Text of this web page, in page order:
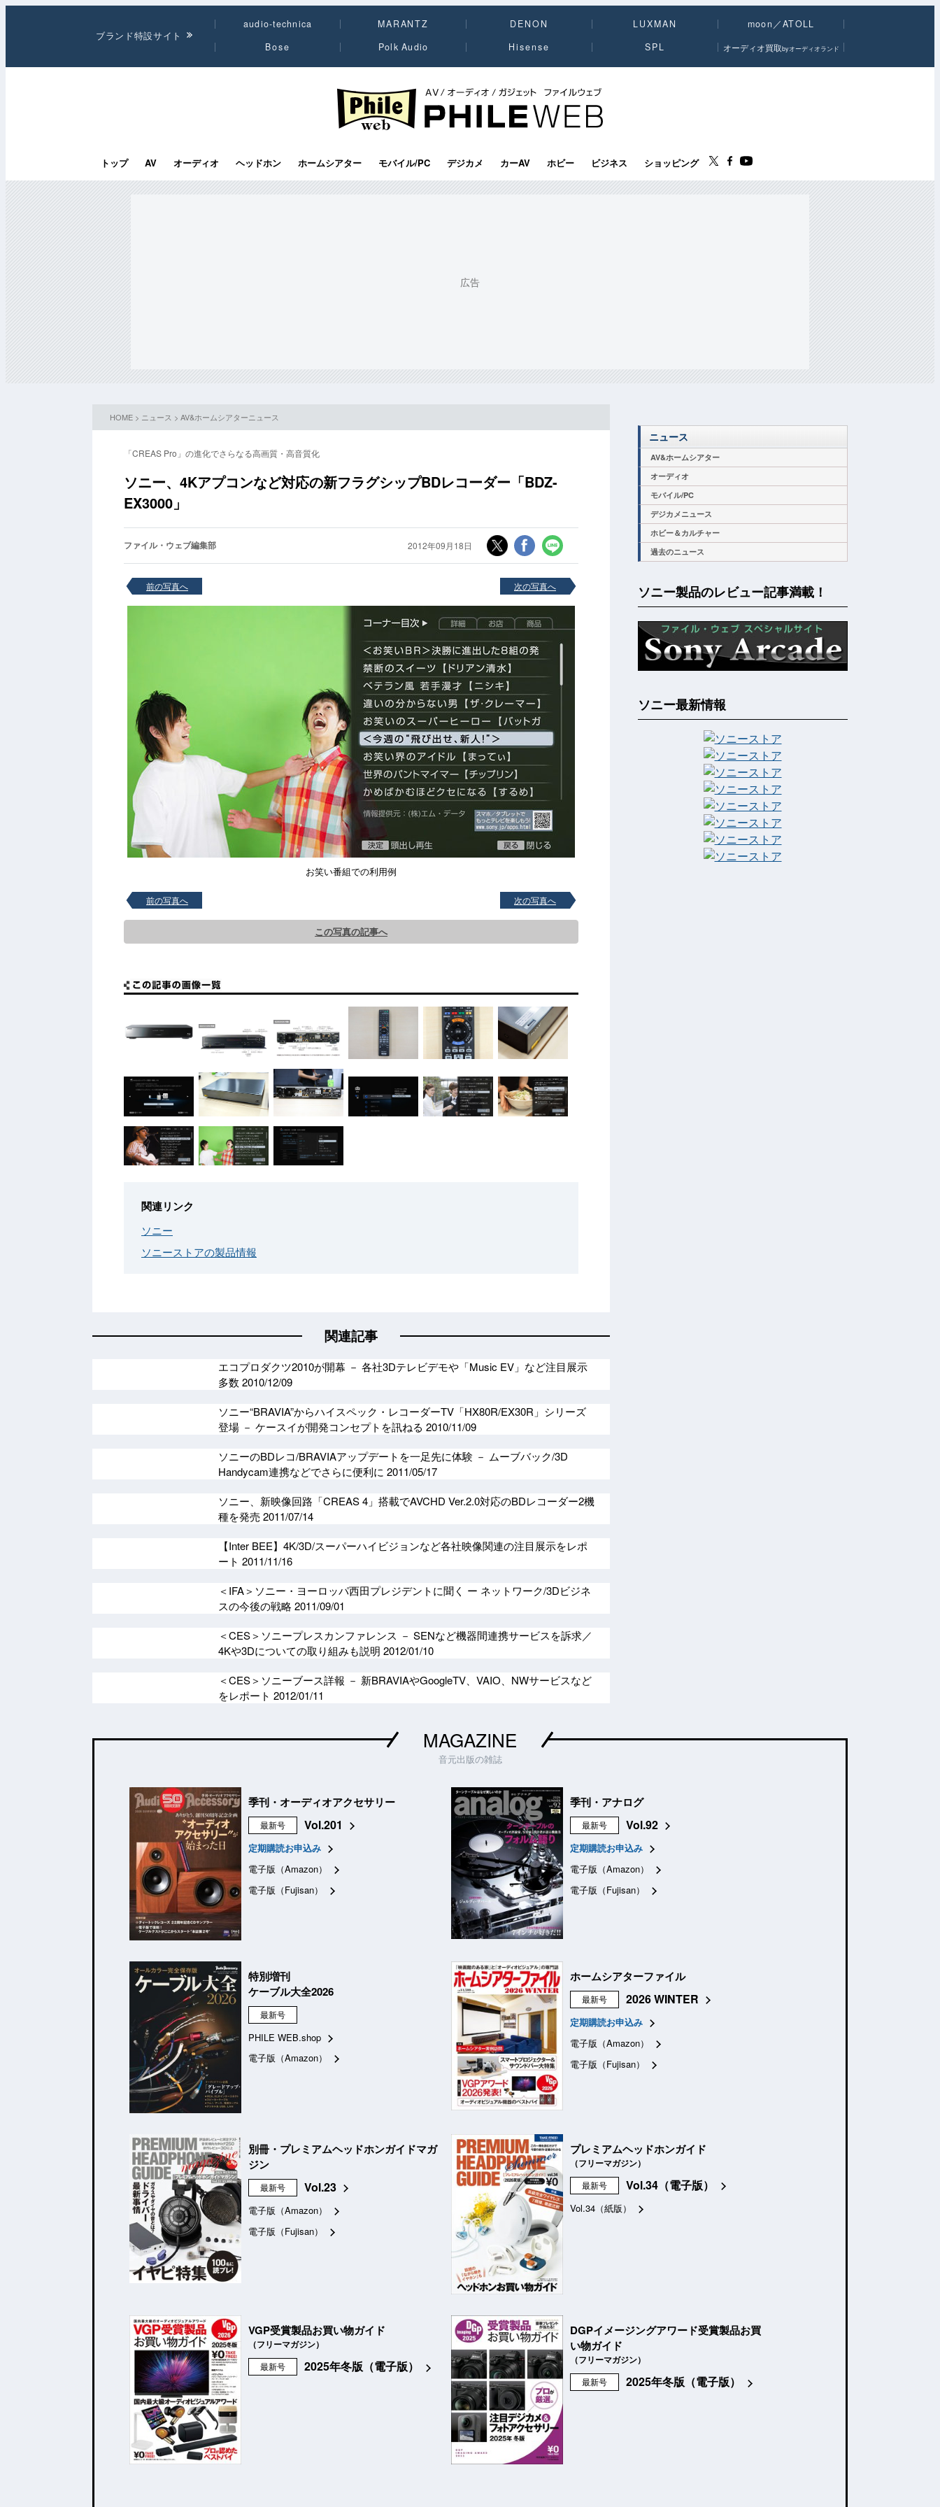
ブランド特設サイト
audio-technica MARANTZ DENON LUXMAN
moon／ATOLL
Bose
Polk Audio Hisense SPL オーディオ買取byオーディオランド
PHILE WEB｜AV/オーディオ/ガジェット
トップ AV オーディオ ヘッドホン ホームシアター モバイル/PC デジカメ カーAV ホビー ビジネス ショッピング
HOME > ニュース > AV&ホームシアターニュース
「CREAS Pro」の進化でさらなる高画質・高音質化
ソニー、4Kアプコンなど対応の新フラグシップBDレコーダー「BDZ-
EX3000」
ファイル・ウェブ編集部 2012年09月18日
前の写真へ 次の写真へ
お笑い番組での利用例
前の写真へ 次の写真へ
この写真の記事へ
関連リンク
ソニー
ソニーストアの製品情報
関連記事
エコプロダクツ2010が開幕 － 各社3Dテレビデモや「Music EV」など注目展示
多数 2010/12/09
ソニー“BRAVIA”からハイスペック・レコーダーTV「HX80R/EX30R」シリーズ
登場 － ケースイが開発コンセプトを訊ねる 2010/11/09
ソニーのBDレコ/BRAVIAアップデートを一足先に体験 － ムーブバック/3D
Handycam連携などでさらに便利に 2011/05/17
ソニー、新映像回路「CREAS 4」搭載でAVCHD Ver.2.0対応のBDレコーダー2機
種を発売 2011/07/14
【Inter BEE】4K/3D/スーパーハイビジョンなど各社映像関連の注目展示をレポ
ート 2011/11/16
＜IFA＞ソニー・ヨーロッパ西田プレジデントに聞く ー ネットワーク/3Dビジネ
スの今後の戦略2011/09/01
＜CES＞ソニープレスカンファレンス － SENなど機器間連携サービスを訴求／
4Kや3Dについての取り組みも説明 2012/01/10
＜CES＞ソニーブース詳報 － 新BRAVIAやGoogleTV、VAIO、NWサービスなど
をレポート 2012/01/11
ニュース
AV&ホームシアター
オーディオ
モバイル/PC
デジカメニュース
ホビー＆カルチャー
過去のニュース
ソニー製品のレビュー記事満載！
ソニー最新情報
MAGAZINE
音元出版の雑誌
季刊・オーディオアクセサリー
最新号 Vol.201
定期購読お申込み
電子版（Amazon）
電子版（Fujisan）
季刊・アナログ
最新号 Vol.92
定期購読お申込み
電子版（Amazon）
電子版（Fujisan）
特別増刊
ケーブル大全2026
最新号
PHILE WEB.shop
電子版（Amazon）
ホームシアターファイル
最新号 2026 WINTER
定期購読お申込み
電子版（Amazon）
電子版（Fujisan）
別冊・プレミアムヘッドホンガイドマガ
ジン
最新号 Vol.23
電子版（Amazon）
電子版（Fujisan）
プレミアムヘッドホンガイド
（フリーマガジン）
最新号 Vol.34（電子版）
Vol.34（紙版）
VGP受賞製品お買い物ガイド
（フリーマガジン）
最新号 2025年冬版（電子版）
DGPイメージングアワード受賞製品お買
い物ガイド
（フリーマガジン）
最新号 2025年冬版（電子版）